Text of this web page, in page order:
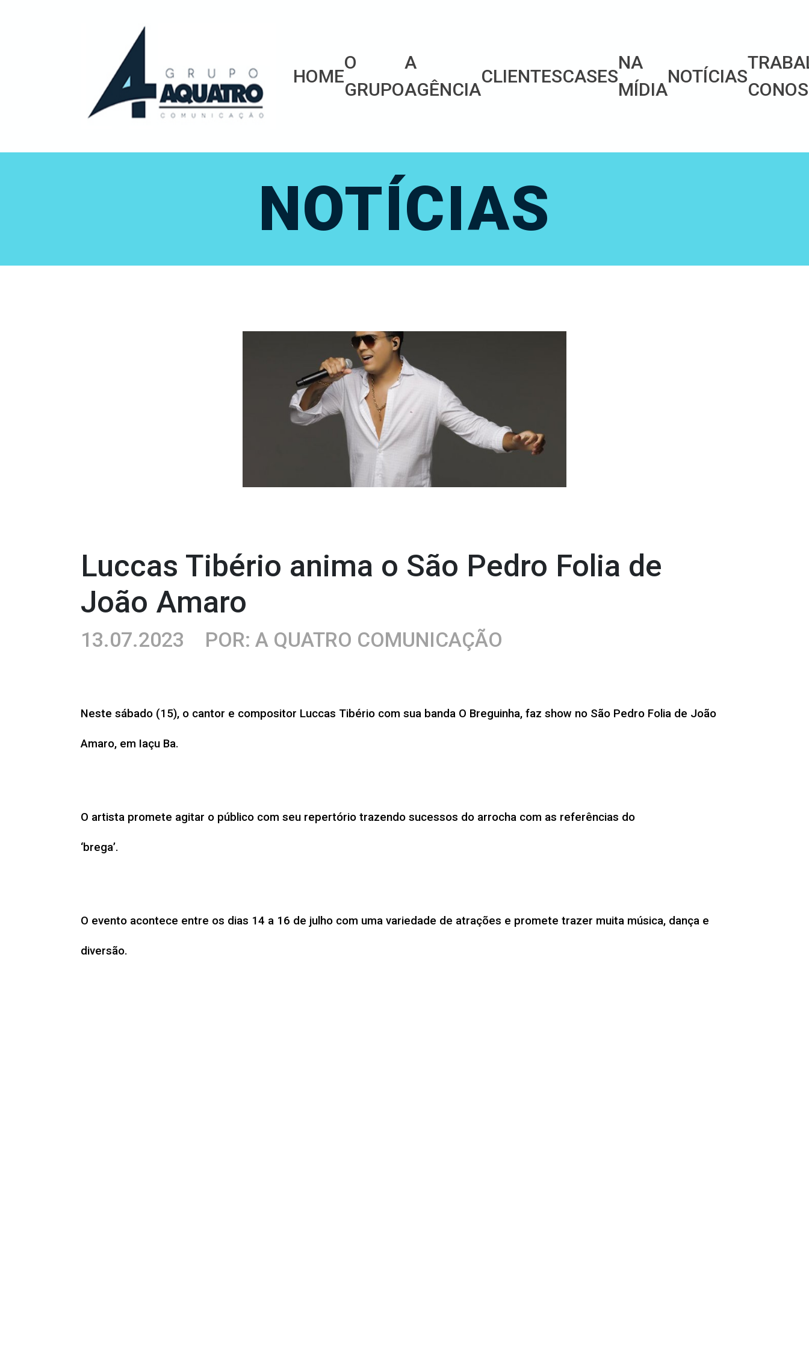
HOME
O
GRUPO
A
AGÊNCIA
CLIENTESCASES
NA
MÍDIA
NOTÍCIAS
NOTÍCIAS
Luccas Tibério anima o São Pedro Folia de
João Amaro
13.07.2023 POR: A QUATRO COMUNICAÇÃO
Neste sábado (15), o cantor e compositor Luccas Tibério com sua banda O Breguinha, faz show no São Pedro Folia de João
Amaro, em Iaçu Ba.
O artista promete agitar o público com seu repertório trazendo sucessos do arrocha com as referências do
‘brega’.
O evento acontece entre os dias 14 a 16 de julho com uma variedade de atrações e promete trazer muita música, dança e
diversão.